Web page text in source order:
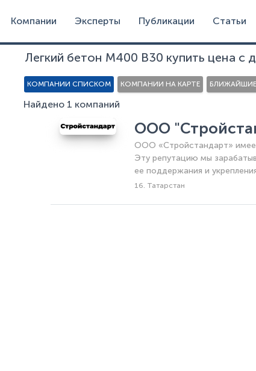
Компании Эксперты Публикации Статьи
Легкий бетон М400 В30 купить цена с
КОМПАНИИ СПИСКОМ КОМПАНИИ НА КАРТЕ
Найдено 1 компаний
ООО
ООО «Стройстандарт»
Эту репутацию мы
ее поддержания и
16. Татарстан